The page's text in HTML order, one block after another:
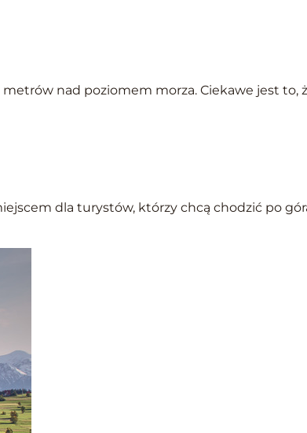
metrów nad poziomem morza. Ciekawe jest to,
dla turystów, którzy chcą chodzić po